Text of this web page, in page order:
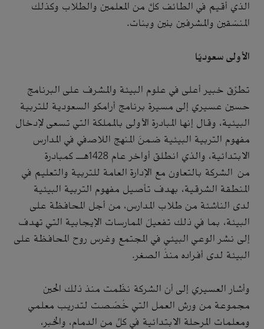
الذي أقيم في الطائف كلٌّ من المعلمين والطلاب وكذلك
المنسّقين والمشرفين بنين وبنات.
الأولى سعوديًا
تطرَّق خبير أعلى في علوم البيئة والمشرف على البرنامج
حسين عسيري إلى مسيرة برنامج أرامكو السعودية للتربية
البيئية، وقال إنها المبادرة الأولى بالمملكة التي تسعى لإدخال
مفهوم التربية البيئية ضمنَ المنهج اللاصفي في المدارس
الابتدائية، والذي انطلق أواخر عام 1428هـ كمبادرة
من الشركة بالتعاون مع الإدارة العامة للتربية والتعليم في
المنطقة الشرقية، بهدف تأصيل مفهوم التربية البيئية
لدى الناشئة من طلاب المدارس، من أجل المحافظة على
البيئة، بما في ذلك تفعيلُ الممارسات الإيجابية التي تهدف
إلى نشر الوعي البيئي في المجتمع وغرس روح المحافظة على
البيئة لدى أفراده منذُ الصغر.
وأشار العسيري إلى أن الشركة نظّمت منذ ذلك الحين
مجموعة من ورش العمل التي خُصّصت لتدريب معلمي
ومعلمات المرحلة الابتدائية في كلٍّ من الدمام، والخبر،